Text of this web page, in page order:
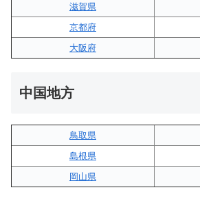
滋賀県
京都府
大阪府
中国地方
鳥取県
島根県
岡山県